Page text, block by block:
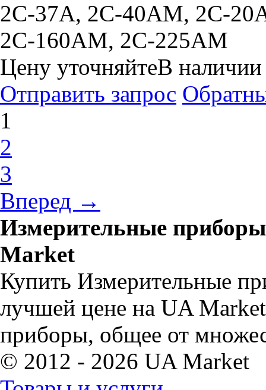
2С-37А, 2С-40АМ, 2С-
2С-160АМ, 2С-225АМ
Цену уточняйтеВ наличии
Отправить запрос
1
2
3
Вперед →
Измерительные
Market
Купить Измерительные
лучшей цене на UA
приборы, общее от
© 2012 - 2026 UA Market